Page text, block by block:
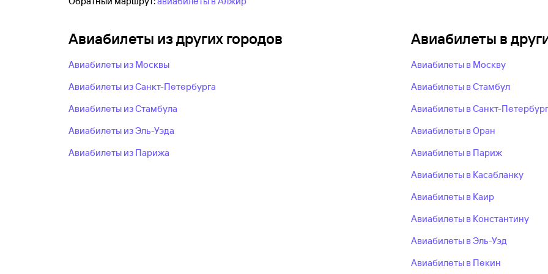
Авиабилеты из других городов
Авиабилеты из Москвы
Авиабилеты из Санкт-Петербурга
Авиабилеты из Стамбула
Авиабилеты из Эль-Уэда
Авиабилеты из Парижа
Авиабилеты в
Авиабилеты в Москву
Авиабилеты в Стамбул
Авиабилеты в Санкт-Петербург
Авиабилеты в Оран
Авиабилеты в Париж
Авиабилеты в Касабланку
Авиабилеты в Каир
Авиабилеты в Константину
Авиабилеты в Эль-Уэд
Авиабилеты в Пекин